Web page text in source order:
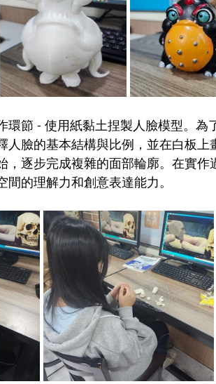
環節 - 使用紙黏土捏製人臉模型。為
人臉的基本結構與比例，並在白板
，逐步完成複雜的面部輪廓。在實
的理解力和創意表達能力。